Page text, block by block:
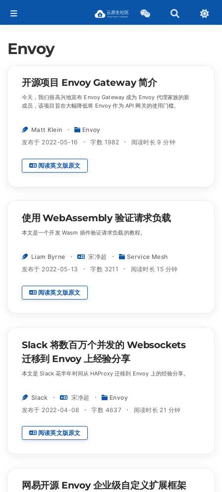
Envoy
开源项目 Envoy Gateway 简介
今天，我们很高兴地宣布 Envoy Gateway 成为 Envoy 代理家族的新
成员，该项目旨在大幅降低将 Envoy 作为 API 网关的使用门槛。
Matt Klein
Envoy
发布于 2022-05-16
字数 1982 阅读时长 9 分钟
阅读英文版原文
使用 WebAssembly 验证请求负载
本文是一个开发 Wasm 插件验证请求负载的教程。
Liam Byrne 宋净超
Service Mesh
发布于 2022-05-13
字数 3211 阅读时长 15 分钟
阅读英文版原文
Slack 将数百万个并发的 Websockets
迁移到 Envoy 上经验分享
本文是 Slack 花半年时间从 HAProxy 迁移到 Envoy 上的经验分享。
Slack 宋净超
Envoy
发布于 2022-04-08
字数 4637 阅读时长 21 分钟
阅读英文版原文
网易开源 Envoy 企业级自定义扩展框架